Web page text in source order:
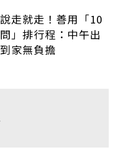
走就走！善用「10
」排行程：中午出
家無負擔